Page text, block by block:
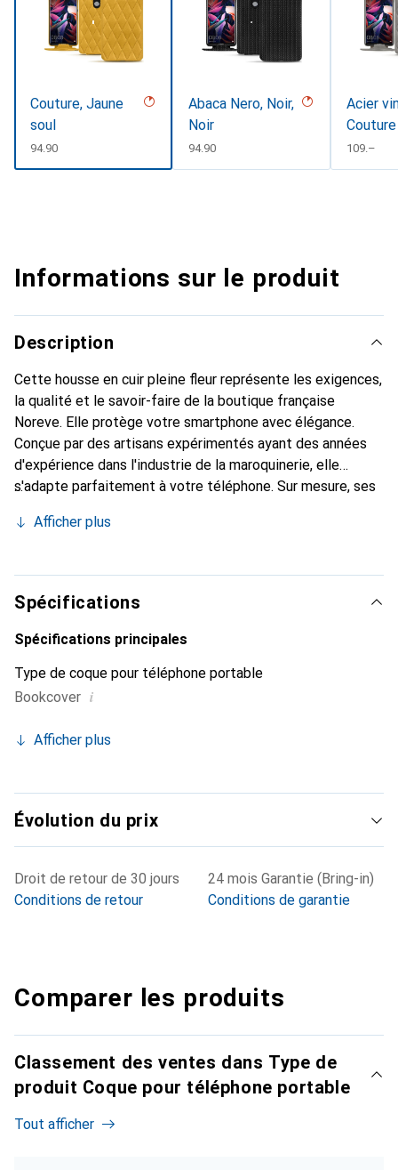
Couture, Jaune
soul
CHF
94.90
Abaca Nero, Noir,
Noir
CHF
94.90
Acier
Couture
CHF
109.–
Informations sur le produit
Description
Cette housse en cuir pleine fleur représente les exigences,
la qualité et le savoir-faire de la boutique française
Noreve. Elle protège votre smartphone avec élégance.
Conçue par des artisans expérimentés ayant des années
d'expérience dans l'industrie de la maroquinerie, elle
s'adapte parfaitement à votre téléphone. Sur mesure, ses
Elle devient l'accessoire chic et indispensable pour votre
internationalement pour ses produits de haute qualité et
constitue un choix fiable pour une clientèle exigeante.
Afficher plus
Spécifications
Spécifications principales
Type de coque pour téléphone portable
Bookcover i
Afficher plus
Évolution du prix
Droit de retour de 30 jours
Conditions de retour
24 mois Garantie (Bring-in)
Conditions de garantie
Comparer les produits
Classement des ventes dans Type de
produit Coque pour téléphone portable
Tout afficher